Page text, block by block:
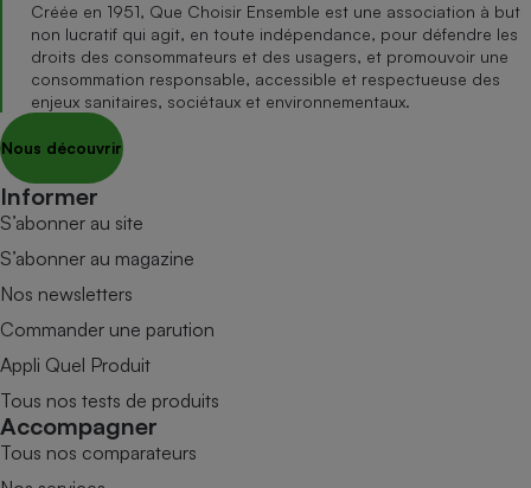
Créée en 1951, Que Choisir Ensemble est une association à but
non lucratif qui agit, en toute indépendance, pour défendre les
droits des consommateurs et des usagers, et promouvoir une
consommation responsable, accessible et respectueuse des
enjeux sanitaires, sociétaux et environnementaux.
Nous découvrir
Informer
S’abonner au site
S’abonner au magazine
Nos newsletters
Commander une parution
Appli Quel Produit
Tous nos tests de produits
Accompagner
Tous nos comparateurs